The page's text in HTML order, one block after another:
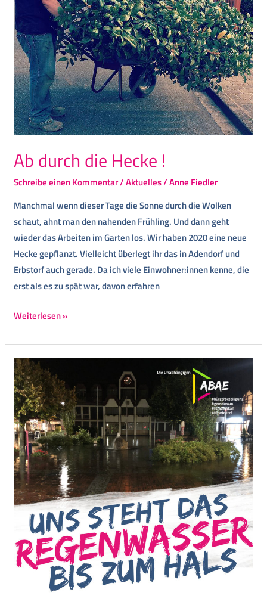
Ab durch die Hecke !
Schreibe einen Kommentar/Aktuelles/Anne Fiedler
Manchmal wenn dieser Tage die Sonne durch die Wolken
schaut, ahnt man den nahenden Frühling. Und dann geht
wieder das Arbeiten im Garten los. Wir haben 2020 eine neue
Hecke gepflanzt. Vielleicht überlegt ihr das in Adendorf und
Erbstorf auch gerade. Da ich viele Einwohner:innen kenne, die
erst als es zu spät war, davon erfahren
Weiterlesen »
Starkregen
überfordert
seit
Jahren
die
Adendorfer
Kanalisation